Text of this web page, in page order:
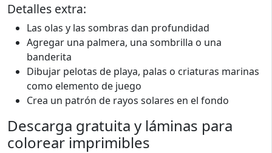
Detalles extra:
Las olas y las sombras dan profundidad
Agregar una palmera, una sombrilla o una
banderita
Dibujar pelotas de playa, palas o criaturas marinas
como elemento de juego
Crea un patrón de rayos solares en el fondo
Descarga gratuita y láminas para
colorear imprimibles